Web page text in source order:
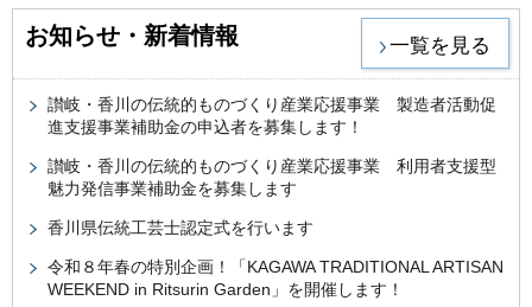
お知らせ・新着情報 一覧を見る
讃岐・香川の伝統的ものづくり産業応援事業 製造者活動促
進支援事業補助金の申込者を募集します！
讃岐・香川の伝統的ものづくり産業応援事業 利用者支援型
魅力発信事業補助金を募集します
香川県伝統工芸士認定式を行います
令和８年春の特別企画！「KAGAWA TRADITIONAL ARTISAN
WEEKEND in Ritsurin Garden」を開催します！